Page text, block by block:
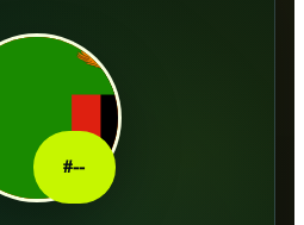
#--